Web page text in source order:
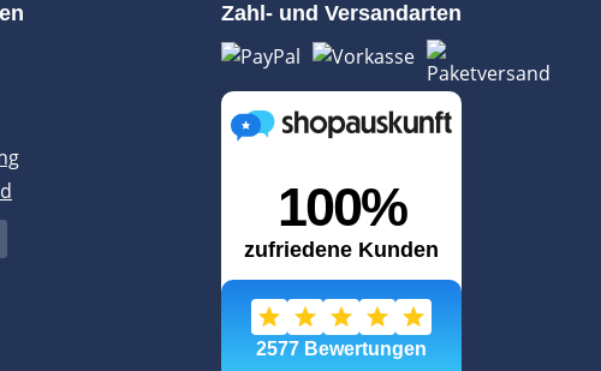
Zahl- und Versandarten